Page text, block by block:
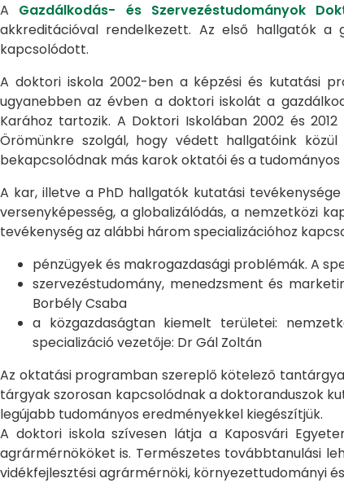
A Gazdálkodás- és Szervezéstudományok
akkreditációval rendelkezett. Az első hallgatók a
kapcsolódott.
A doktori iskola 2002-ben a képzési és kutatási
ugyanebben az évben a doktori iskolát a
Karához tartozik. A Doktori Iskolában 2002 és
Örömünkre szolgál, hogy védett hallgatóink
bekapcsolódnak más karok oktatói és a
A kar, illetve a PhD hallgatók kutatási
versenyképesség, a globalizálódás, a nemzetközi
tevékenység az alábbi három specializációhoz
pénzügyek és makrogazdasági problémák. A
szervezéstudomány, menedzsment és
Borbély Csaba
a közgazdaságtan kiemelt területei:
specializáció vezetője: Dr Gál Zoltán
Az oktatási programban szereplő kötelező
tárgyak szorosan kapcsolódnak a doktoranduszok
legújabb tudományos eredményekkel kiegészítjük.
A doktori iskola szívesen látja a Kaposvári
agrármérnököket is. Természetes továbbtanulási
vidékfejlesztési agrármérnöki, környezettudományi